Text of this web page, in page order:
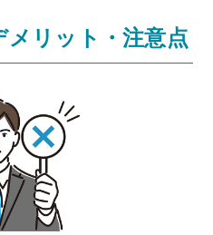
メリット・注意点